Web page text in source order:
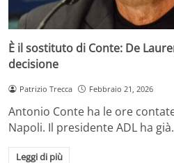
È il sostituto di Conte: De
decisione
Patrizio Trecca Febbraio 21, 2026
Antonio Conte ha le ore
Napoli. Il presidente ADL ha
Leggi di più